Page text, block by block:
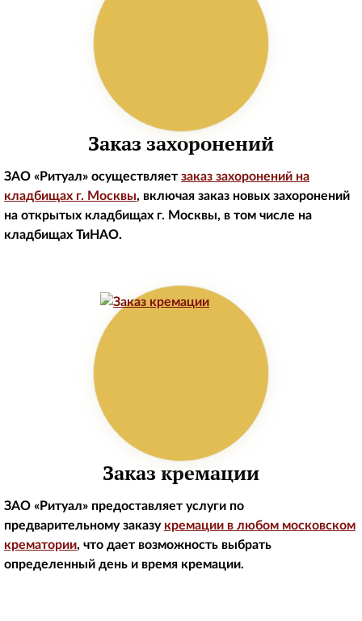
Заказ захоронений
ЗАО «Ритуал» осуществляет заказ захоронений на
кладбищах г. Москвы, включая заказ новых захоронений
на открытых кладбищах г. Москвы, в том числе на
кладбищах ТиНАО.
Заказ кремации
ЗАО «Ритуал» предоставляет услуги по
предварительному заказу кремации в любом московском
крематории, что дает возможность выбрать
определенный день и время кремации.